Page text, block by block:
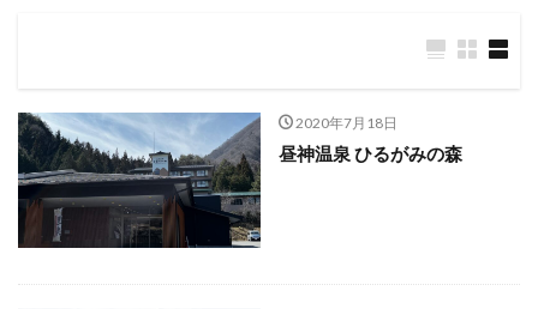
2020年7月18日
昼神温泉 ひるがみの森